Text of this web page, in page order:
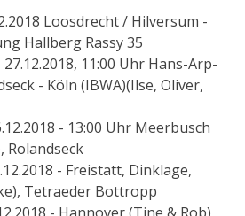
Loosdrecht / Hilversum -
Hallberg Rassy 35
11:00 Uhr Hans-Arp-
- Köln (IBWA)(Ilse, Oliver,
- 13:00 Uhr Meerbusch
Rolandseck
- Freistatt, Dinklage,
Tetraeder Bottropp
- Hannover (Tine & Rob)